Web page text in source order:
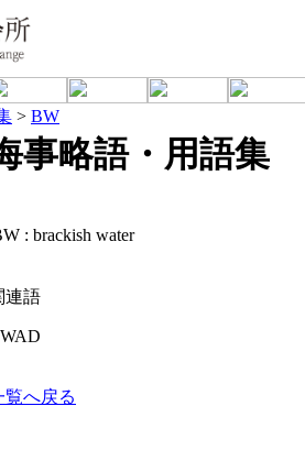
> BW
事略語・用語集
: brackish water
連語
覧へ戻る